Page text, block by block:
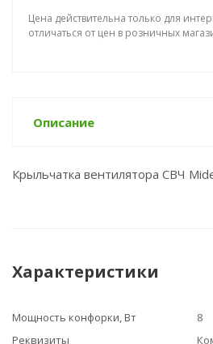
Цена действительна только для
отличаться от цен в розничных
Описание
Крыльчатка вентилятора СВЧ
Характеристики
Мощность конфорки, Вт
8
Реквизиты